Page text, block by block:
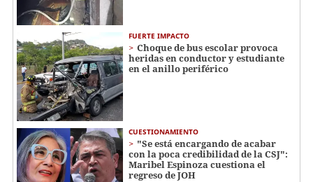
FUERTE IMPACTO
Choque de bus escolar provoca
heridas en conductor y estudiante
en el anillo periférico
CUESTIONAMIENTO
"Se está encargando de acabar
con la poca credibilidad de la CSJ":
Maribel Espinoza cuestiona el
regreso de JOH